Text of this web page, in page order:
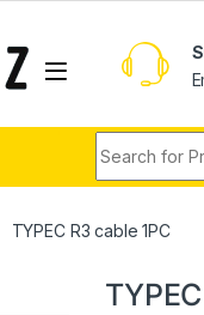
TYPEC R3 cable 1PC